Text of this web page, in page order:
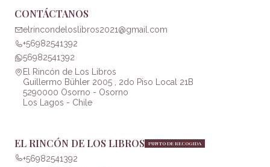
CONTÁCTANOS
elrincondeloslibros2021@gmail.com
+56982541392
56982541392
El Rincón de Los Libros
Guillermo Bühler 2005 , 2do Piso Local 21B
5290000 Osorno - Osorno
Los Lagos - Chile
EL RINCÓN DE LOS LIBROS PUNTO DE RECOGIDA
+56982541392